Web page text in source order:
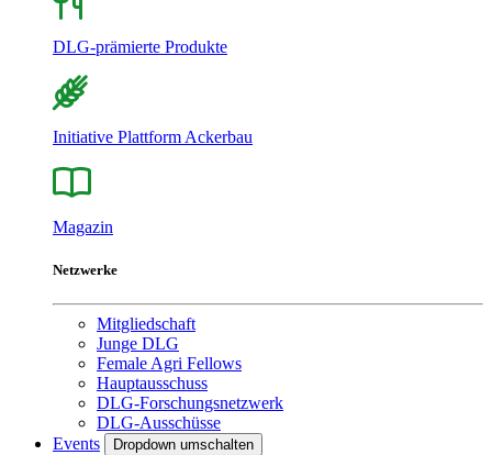
DLG-prämierte Produkte
Initiative Plattform Ackerbau
Magazin
Netzwerke
Mitgliedschaft
Junge DLG
Female Agri Fellows
Hauptausschuss
DLG-Forschungsnetzwerk
DLG-Ausschüsse
Events
Dropdown umschalten